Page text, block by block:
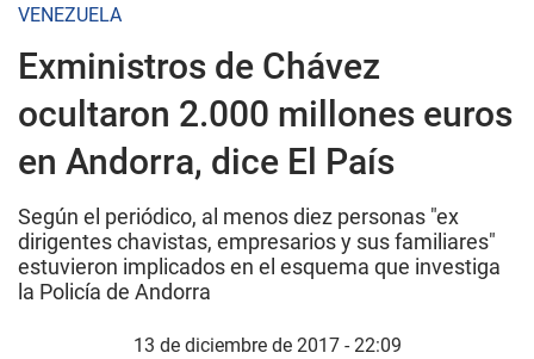
VENEZUELA
Exministros de Chávez
ocultaron 2.000 millones euros
en Andorra, dice El País
Según el periódico, al menos diez personas "ex
dirigentes chavistas, empresarios y sus familiares"
estuvieron implicados en el esquema que investiga
la Policía de Andorra
13 de diciembre de 2017 - 22:09